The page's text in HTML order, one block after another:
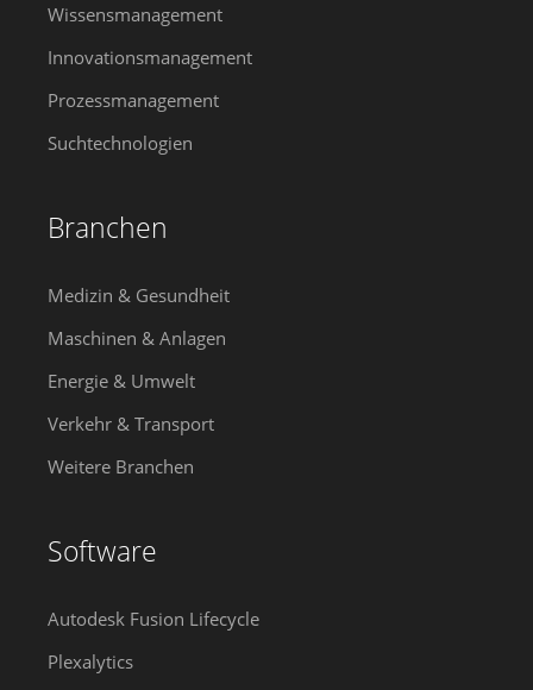
Wissensmanagement
Innovationsmanagement
Prozessmanagement
Suchtechnologien
Branchen
Medizin & Gesundheit
Maschinen & Anlagen
Energie & Umwelt
Verkehr & Transport
Weitere Branchen
Software
Autodesk Fusion Lifecycle
Plexalytics